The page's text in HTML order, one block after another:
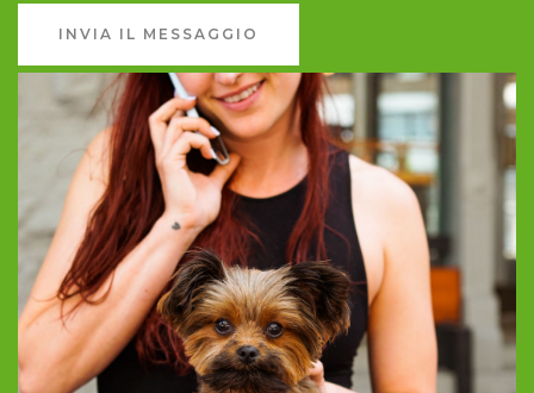
INVIA IL MESSAGGIO